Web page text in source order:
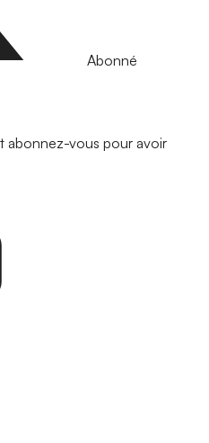
Abonné
abonnez-vous pour avoir